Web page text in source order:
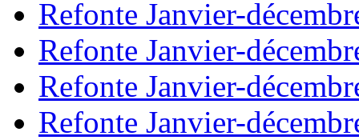
Refonte Janvier-
Refonte Janvier-
Refonte Janvier-
Refonte Janvier-